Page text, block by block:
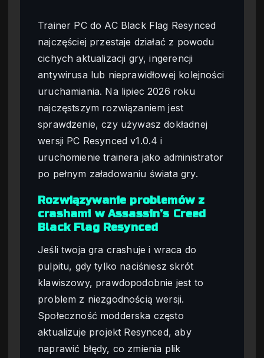
Trainer PC do AC Black Flag Resynced
najczęściej przestaje działać z powodu
cichych aktualizacji gry, ingerencji
antywirusa lub nieprawidłowej kolejności
uruchamiania. Na lipiec 2026 roku
najczęstszym rozwiązaniem jest
sprawdzenie, czy używasz dokładnej
wersji PC Resynced v1.0.4 i
uruchomienie trainera jako administrator
po pełnym załadowaniu świata gry.
Rozwiązywanie problemów z
crashami w Assassin’s Creed
Black Flag Resynced
Jeśli twoja gra crashuje i wraca do
pulpitu, gdy tylko naciśniesz skrót
klawiszowy, prawdopodobnie jest to
problem z niezgodnością wersji.
Społeczność modderska często
aktualizuje projekt Resynced, aby
naprawić błędy, co zmienia plik